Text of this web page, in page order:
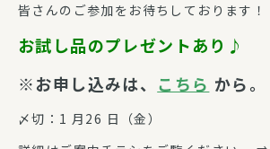
皆さんのご参加をお待ちしております！
お試し品のプレゼントあり♪
※お申し込みは、 こちら から。
〆切：1 月26 日（金）